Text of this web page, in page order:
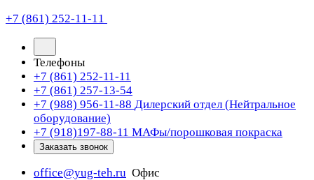
+7 (861) 252-11-11
Телефоны
+7 (861) 252-11-11
+7 (861) 257-13-54
+7 (988) 956-11-88 Дилерский отдел (Нейтральное
оборудование)
+7 (918)197-88-11 МАФы/порошковая покраска
Заказать звонок
office@yug-teh.ru Офис